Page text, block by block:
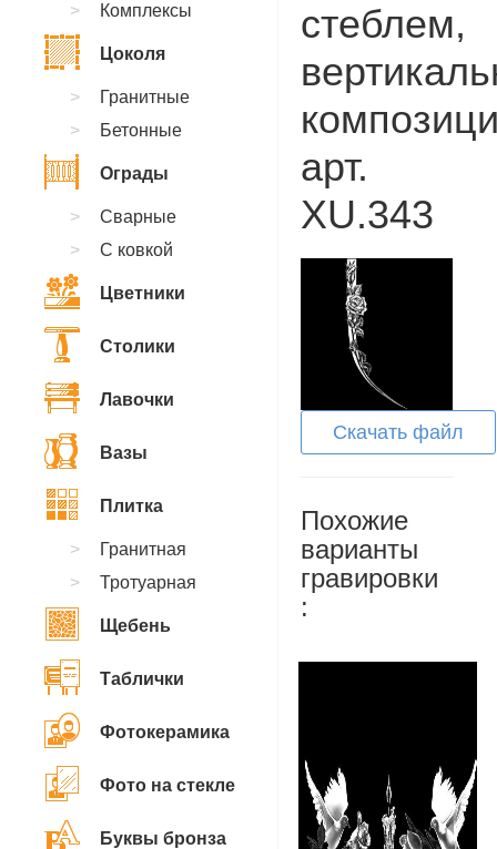
стеблем,
арт.
XU.343
Скачать файл
Похожие
варианты
гравировки
:
Комплексы
Цоколя
Гранитные
Бетонные
Ограды
Сварные
С ковкой
Цветники
Столики
Лавочки
Вазы
Плитка
Гранитная
Тротуарная
Щебень
Таблички
Фотокерамика
Фото на стекле
Буквы бронза